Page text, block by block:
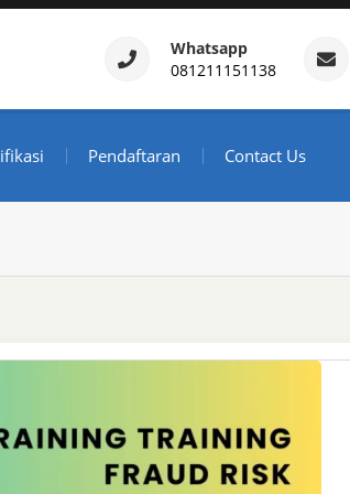
–
Whatsapp
081211151138
Pendaftaran Contact Us